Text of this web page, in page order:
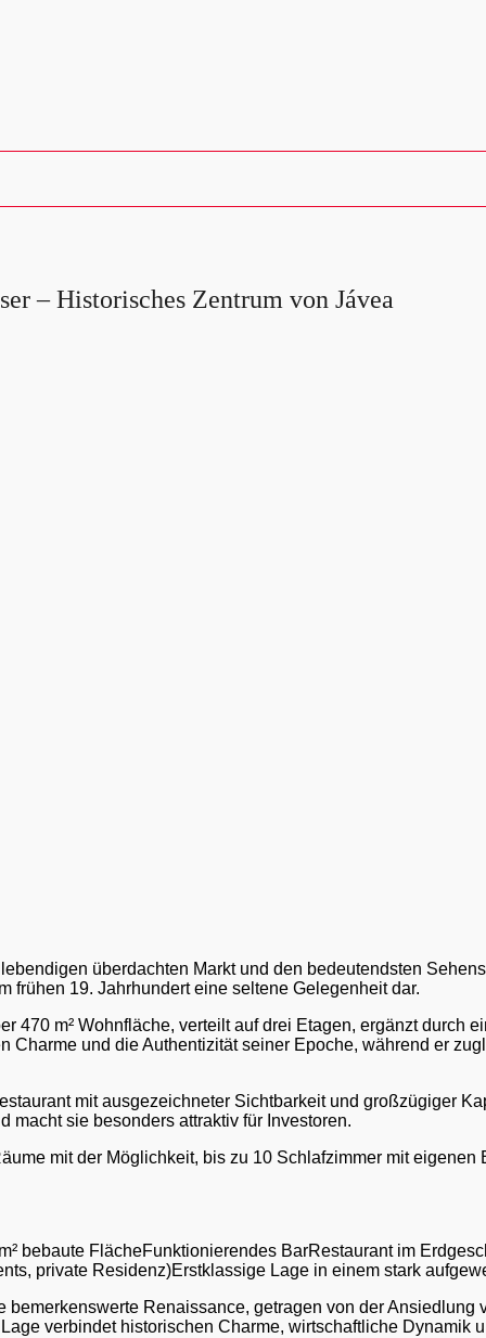
– Historisches Zentrum von Jávea
überdachten Markt und den bedeutendsten
frühen 19. Jahrhundert eine seltene Gelegenheit dar.
470 m² Wohnfläche, verteilt auf drei Etagen, ergänzt durch
und die Authentizität seiner Epoche, während er
mit ausgezeichneter Sichtbarkeit und großzügiger
sie besonders attraktiv für Investoren.
mit der Möglichkeit, bis zu 10 Schlafzimmer mit eigenen
bebaute FlächeFunktionierendes BarRestaurant im
private Residenz)Erstklassige Lage in einem stark
Renaissance, getragen von der
verbindet historischen Charme, wirtschaftliche Dynamik